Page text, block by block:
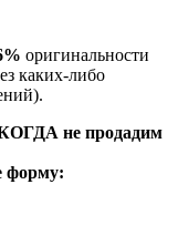
оригинальности
каких-либо
не продадим
форму: